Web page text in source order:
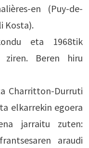
en (Puy-de-
Kosta).
eta 1968tik
ziren. Beren hiru
Charritton-Durruti
elkarrekin egoera
jarraitu zuten:
araudi